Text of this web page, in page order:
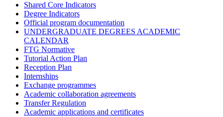
Shared Core Indicators
Degree Indicators
Official program documentation
UNDERGRADUATE DEGREES ACADEMIC
CALENDAR
FTG Normative
Tutorial Action Plan
Reception Plan
Internships
Exchange programmes
Academic collaboration agreements
Transfer Regulation
Academic applications and certificates